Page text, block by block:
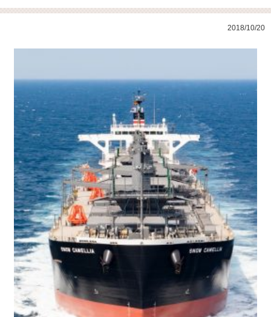
2018/10/20